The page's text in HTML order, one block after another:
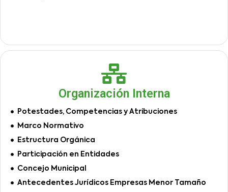
Organización Interna
Potestades, Competencias y Atribuciones
Marco Normativo
Estructura Orgánica
Participación en Entidades
Concejo Municipal
Antecedentes Jurídicos Empresas Menor Tamaño